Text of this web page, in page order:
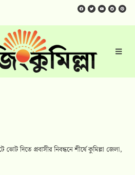
ভোট দিতে প্রবাসীর নিবন্ধনে শীর্ষে কুমিল্লা জেলা,